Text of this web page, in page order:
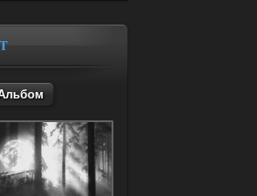
mod
Ответить ➤